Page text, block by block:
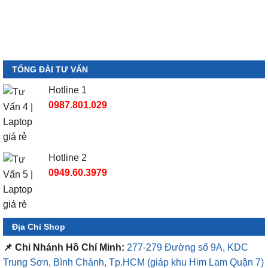
TỔNG ĐÀI TƯ VẤN
Hotline 1
0987.801.029
Hotline 2
0949.60.3979
Địa Chỉ Shop
📌 Chi Nhánh Hồ Chí Minh: 277-279 Đường số 9A, KDC
Trung Sơn, Bình Chánh, Tp.HCM (giáp khu Him Lam Quận 7)